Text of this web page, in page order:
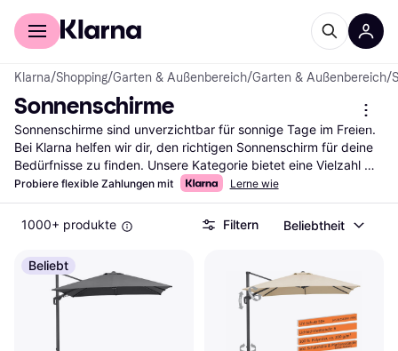
Für Shopper
Klarna/Shopping/Garten & Außenbereich/Garten & Außenbereich/
Sonnenschirme
Sonnenschirme sind unverzichtbar für sonnige Tage im Freien.
Bei Klarna helfen wir dir, den richtigen Sonnenschirm für deine
Bedürfnisse zu finden. Unsere Kategorie bietet eine Vielzahl
von Sonnenschirmen, die du mit unseren nützlichen Filtern
durchsuchen kannst. Egal, ob du einen großen Schirm für die
Terrasse oder einen kompakten für den Balkon suchst, unsere
Filter leiten dich schnell zum passenden Modell. Du kannst
nach Größe, Farbe, Material oder Preis filtern, um deine
Auswahl zu verfeinern. So findest du genau den Sonnenschirm,
der zu deinem Stil und Budget passt. Lies die
Nutzerbewertungen, um mehr über die Erfahrungen anderer zu
erfahren und die richtige Entscheidung zu treffen. Beginne
deine Suche hier und finde den Sonnenschirm, der deinen
Probiere flexible Zahlungen mit Lerne wie
1000+ produkte Filtern Beliebtheit
Beliebt